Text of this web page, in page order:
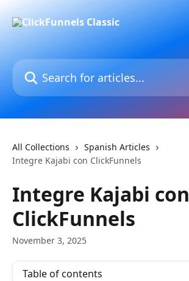
Search for articles...
All Collections
Spanish Articles
Integre Kajabi con ClickFunnels
Integre Kajabi con
ClickFunnels
November 3, 2025
Table of contents